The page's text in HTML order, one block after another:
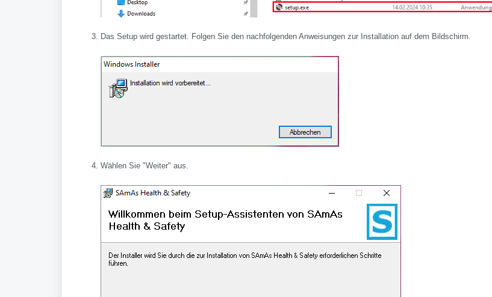
Das Setup wird gestartet. Folgen Sie den nachfolgenden Anweisungen zur Installation auf dem Bildschirm.
Wählen Sie "Weiter" aus.